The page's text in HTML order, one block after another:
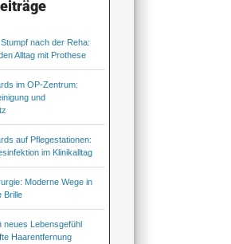
nach der Reha:
Alltag mit Prothese
im OP-Zentrum:
und
auf Pflegestationen:
im Klinikalltag
Moderne Wege in
Brille
neues Lebensgefühl
Haarentfernung